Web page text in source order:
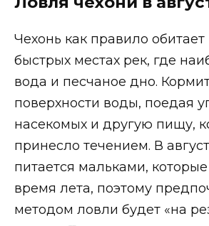
Чехонь как правило обитает
быстрых местах рек, где
вода и песчаное дно.
поверхности воды, поедая
насекомых и другую пищу,
принесло течением. В
питается мальками,
время лета, поэтому
методом ловли будет «на